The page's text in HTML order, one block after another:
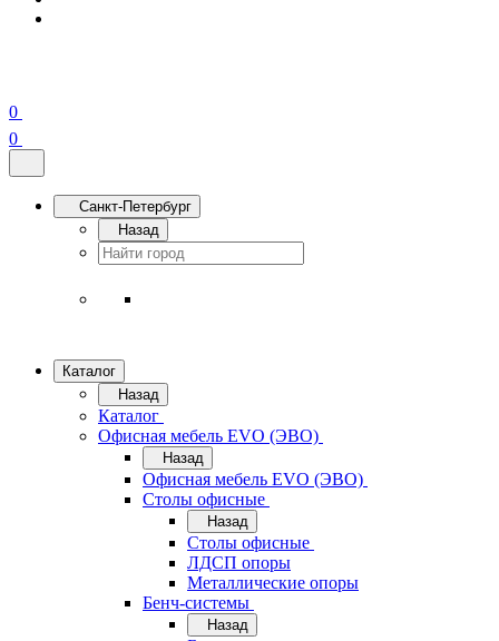
0
0
Санкт-Петербург
Назад
Каталог
Назад
Каталог
Офисная мебель EVO (ЭВО)
Назад
Офисная мебель EVO (ЭВО)
Cтолы офисные
Назад
Cтолы офисные
ЛДСП опоры
Металлические опоры
Бенч-системы
Назад